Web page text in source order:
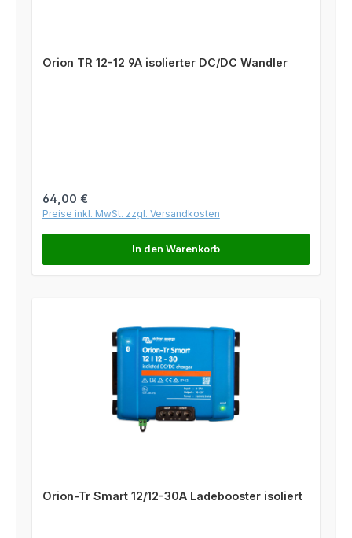
Orion TR 12-12 9A isolierter DC/DC Wandler
Regulärer Preis:
64,00 €
Preise inkl. MwSt. zzgl. Versandkosten
In den Warenkorb
Orion-Tr Smart 12/12-30A Ladebooster isoliert